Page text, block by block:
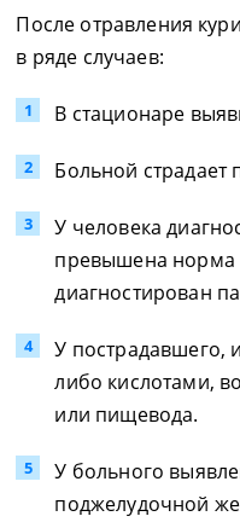
После отравления
в ряде случаев:
В стационаре
Больной страдает
У человека
превышена норма
диагностирован
У пострадавшего,
либо кислотами,
или пищевода.
У больного
поджелудочной